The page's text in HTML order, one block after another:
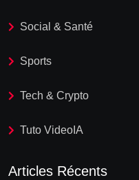
Social & Santé
Sports
Tech & Crypto
Tuto VideoIA
Articles Récents